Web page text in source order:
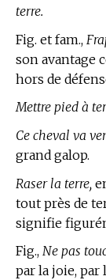
terre.
Fig. et fam.,
son avantage
hors de
Mettre pied à
Ce cheval va
grand galop.
Raser la terre,
tout près de
signifie
Fig., Ne pas
par la joie, par